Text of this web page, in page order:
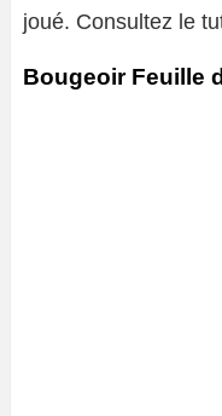
joué. Consultez le
Bougeoir Feuille